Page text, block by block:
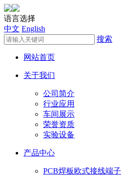
语言选择
中文 English
搜索
网站首页
关于我们
公司简介
行业应用
车间展示
荣誉资质
实验设备
产品中心
PCB焊板欧式接线端子